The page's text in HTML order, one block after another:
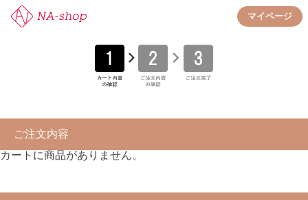
マイページ
ご注文内容
カートに商品がありません。